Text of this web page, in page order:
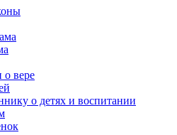
о вере
о детях и воспитании